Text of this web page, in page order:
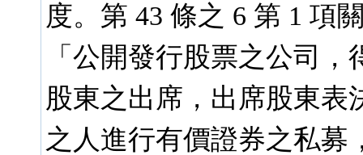
度。第 43 條之 6 第 1 項
「公開發行股票之公司
股東之出席，出席股東表
之人進行有價證券之私募